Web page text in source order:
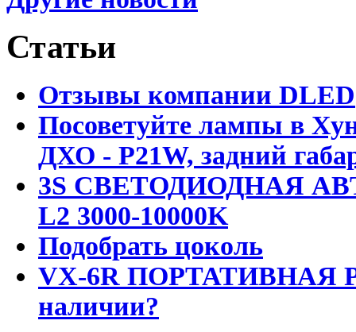
Статьи
Отзывы компании DLED
Посоветуйте лампы в
ДХО - P21W, задний
3S СВЕТОДИОДНАЯ
L2 3000-10000K
Подобрать цоколь
VX-6R ПОРТАТИВНАЯ
наличии?